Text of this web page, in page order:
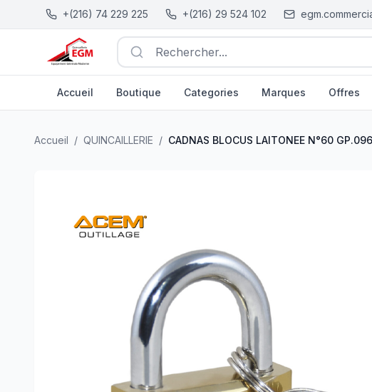
+(216) 74 229 225 +(216) 29 524 102
Rechercher...
Accueil Boutique Categories Marques Offres
Accueil / QUINCAILLERIE / CADNAS BLOCUS LAITONEE N°60